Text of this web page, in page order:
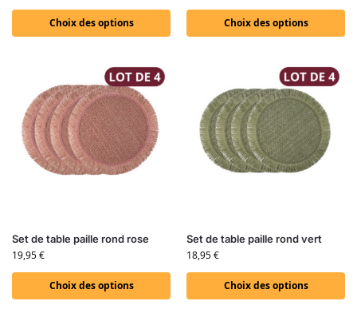
Choix des options Choix des options
Set de table paille rond rose
19,95€
Choix des options
Set de table paille rond vert
18,95€
Choix des options